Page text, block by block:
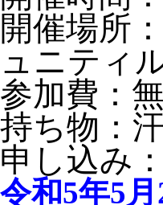
開催場所
ュニティ
参加費：
持ち物：
申し込み
令和5年5